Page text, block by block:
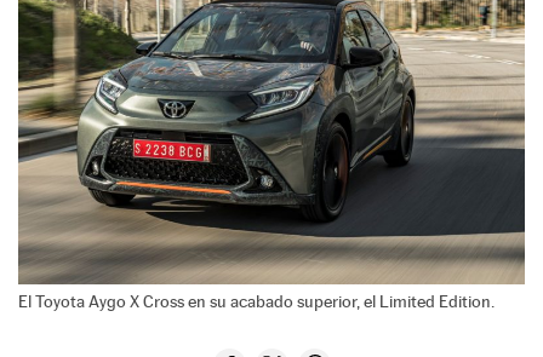
El Toyota Aygo X Cross en su acabado superior, el Limited Edition.